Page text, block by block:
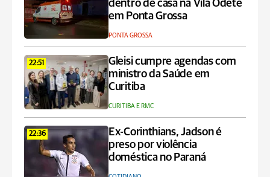
dentro de casa na Vila Odete
em Ponta Grossa
PONTA GROSSA
22:51
Gleisi cumpre agendas com
ministro da Saúde em
Curitiba
CURITIBA E RMC
22:36
Ex-Corinthians, Jadson é
preso por violência
doméstica no Paraná